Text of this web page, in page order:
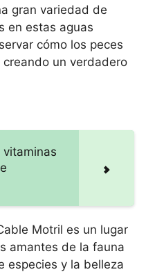
gran variedad de
en estas aguas
cómo los peces
un verdadero
Motril es un lugar
amantes de la fauna
especies y la belleza